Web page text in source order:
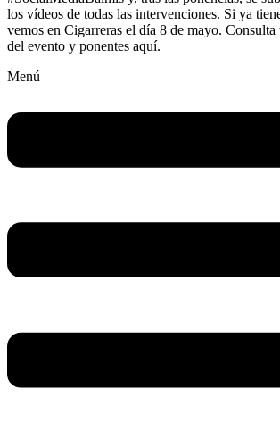
los vídeos de todas las intervenciones. Si ya
vemos en Cigarreras el día 8 de mayo.
del evento y ponentes aquí.
Menú